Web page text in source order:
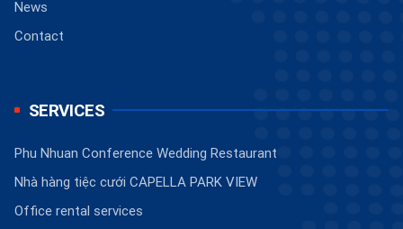
News
Contact
SERVICES
Phu Nhuan Conference Wedding Restaurant
Nhà hàng tiệc cưới CAPELLA PARK VIEW
Office rental services